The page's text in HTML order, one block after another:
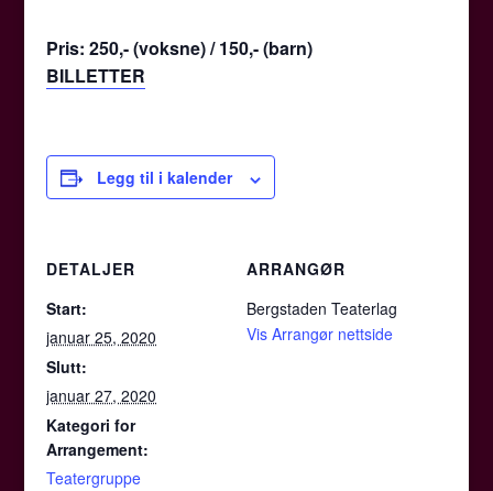
Pris: 250,- (voksne) / 150,- (barn)
BILLETTER
Legg til i kalender
DETALJER
Start:
januar 25, 2020
Slutt:
januar 27, 2020
Kategori for
Arrangement:
Teatergruppe
ARRANGØR
Bergstaden Teaterlag
Vis Arrangør nettside